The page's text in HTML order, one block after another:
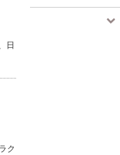
日
ク
2026年2月分（33）
（18）